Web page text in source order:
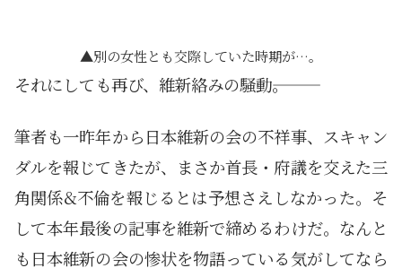
別の女性とも交際していた時期が…。
それにしても再び、維新絡みの騒動―――。
筆者も一昨年から日本維新の会の不祥事、スキャン
ダルを報じてきたが、まさか首長・府議を交えた三
角関係&不倫を報じるとは予想さえしなかった。そ
して本年最後の記事を維新で締めるわけだ。なんと
も日本維新の会の惨状を物語っている気がしてなら